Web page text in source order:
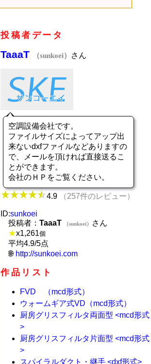
投稿者データ
TaaaT （sunkoei） さん
空調設備会社です。
ファイルサイズによってアップ出
来ないdxfファイルなどありますの
で、メールを頂ければ直接送るこ
とができます。
会社のＨＰをご覧ください。
4.9 （257件のレビュー）
ID:sunkoei
投稿者： TaaaT （sunkoei）
さん
★x1,261個
平均4.9/5点
http://sunkoei.com
作品リスト
FVD （mcd形式）
ウォームギア式VD（mcd形式）
厨房グリスフィルタ両面型 <mcd形式
>
厨房グリスフィルタ片面型 <mcd形式
>
スパイラルダクト・継手 <dxf形式>